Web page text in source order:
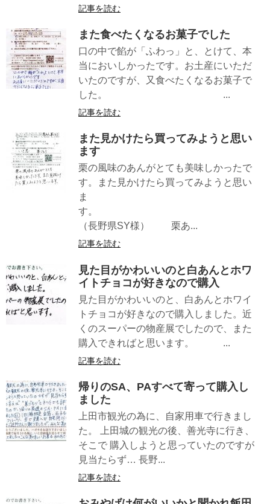
記事を読む
また食べたくなるお菓子でした
口の中で餡が「ふわっ」と、とけて、本
当においしかったです。お土産にいただ
いたのですが、又食べたくなるお菓子で
した。 ...
記事を読む
また見かけたら買ってみようと思い
ます
栗の風味のあんがとても美味しかったで
す。また見かけたら買ってみようと思い
ま
す。
（長野県SY様） 栗あ...
記事を読む
見た目がかわいいのと白あんとホワ
イトチョコが好きなので購入
見た目がかわいいのと、白あんとホワイ
トチョコが好きなので購入しました。近
くのスーパーの物産展でしたので、また
購入できればと思います。 ...
記事を読む
帰りのSA、PAすべて寄って購入し
ました
上田市観光の為に、自家用車で行きまし
た。 上田城の観光の後、善光寺に行き、
そこで 購入しようと思っていたのですが
見当たらず… 長野...
記事を読む